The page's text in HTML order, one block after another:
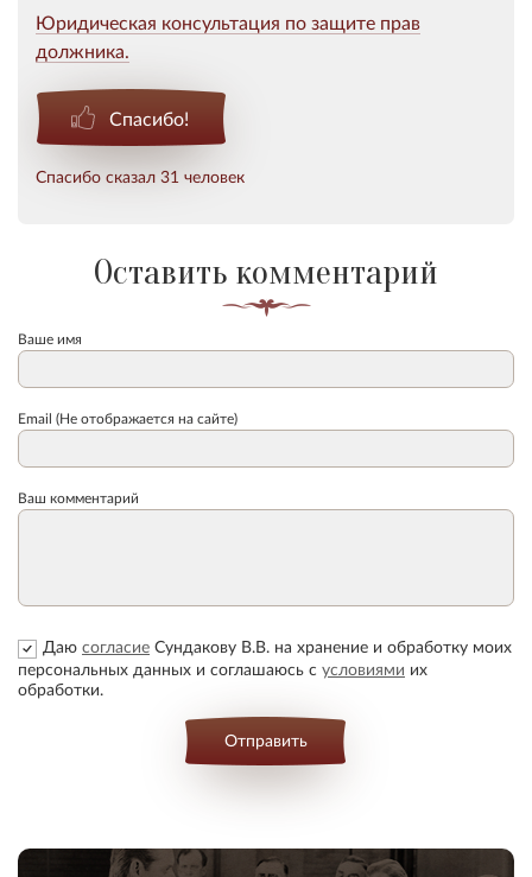
Юридическая консультация по защите прав
должника.
Спасибо!
Спасибо сказал 31 человек
Оставить комментарий
Ваше имя
Email (Не отображается на сайте)
Ваш комментарий
Даю согласие Сундакову В.В. на хранение и обработку моих
персональных данных и соглашаюсь с условиями их
обработки.
Отправить